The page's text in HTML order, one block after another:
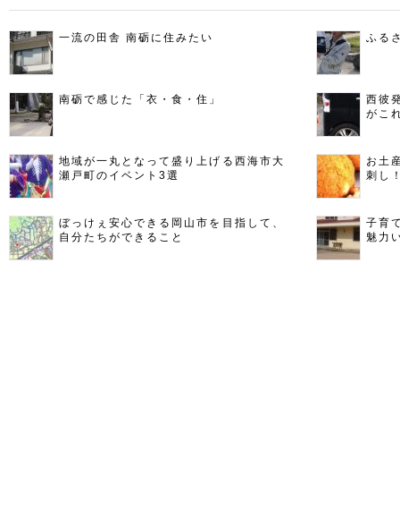
一流の田舎 南砺に住みたい ふる
南砺で感じた「衣・食・住」
西彼
がこ
地域が一丸となって盛り上げる西海市大
瀬戸町のイベント3選
お土
刺し
ぼっけぇ安心できる岡山市を目指して、
自分たちができること
子育
魅力